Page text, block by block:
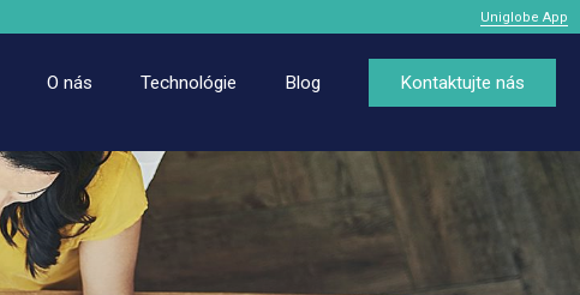
Uniglobe App
O nás Technológie Blog Kontaktujte nás